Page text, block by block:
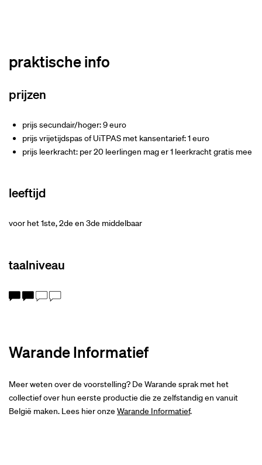
praktische info
prijzen
prijs secundair/hoger: 9 euro
prijs vrijetijdspas of UiTPAS met kansentarief: 1 euro
prijs leerkracht: per 20 leerlingen mag er 1 leerkracht gratis mee
leeftijd
voor het 1ste, 2de en 3de middelbaar
taalniveau
Warande Informatief
Meer weten over de voorstelling? De Warande sprak met het
collectief over hun eerste productie die ze zelfstandig en vanuit
België maken. Lees hier onze Warande Informatief.